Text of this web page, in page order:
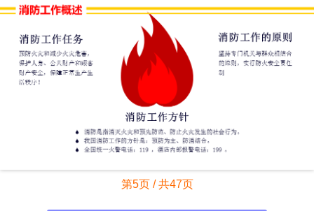
第5页 / 共47页